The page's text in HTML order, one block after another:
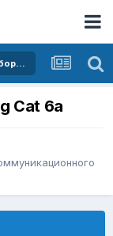
Покупка и продажа телекоммуникационного оборудования
Сat 6a